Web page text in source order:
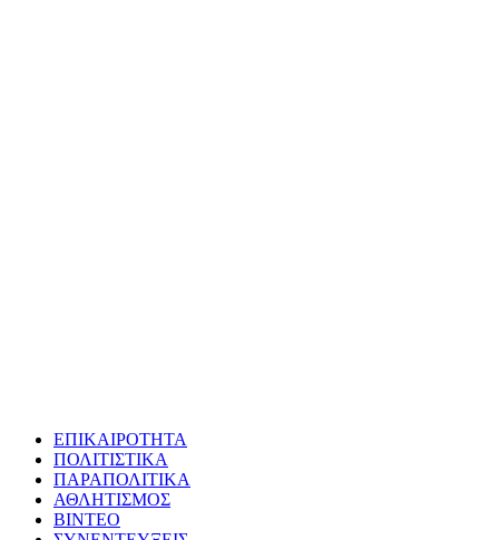
ΕΠΙΚΑΙΡΟΤΗΤΑ
ΠΟΛΙΤΙΣΤΙΚΑ
ΠΑΡΑΠΟΛΙΤΙΚΑ
ΑΘΛΗΤΙΣΜΟΣ
ΒΙΝΤΕΟ